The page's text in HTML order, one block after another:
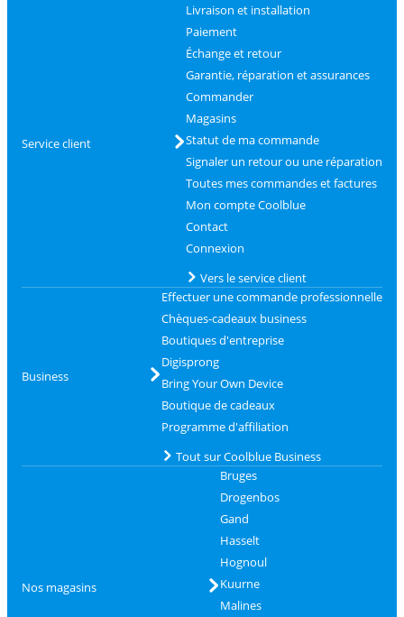
Service client
Livraison et installation
Paiement
Échange et retour
Garantie, réparation et assurances
Commander
Magasins
Statut de ma commande
Signaler un retour ou une réparation
Toutes mes commandes et factures
Mon compte Coolblue
Contact
Connexion
Vers le service client
Business
Effectuer une commande professionnelle
Chèques-cadeaux business
Boutiques d'entreprise
Digisprong
Bring Your Own Device
Boutique de cadeaux
Programme d'affiliation
Tout sur Coolblue Business
Nos magasins
Bruges
Drogenbos
Gand
Hasselt
Hognoul
Kuurne
Malines